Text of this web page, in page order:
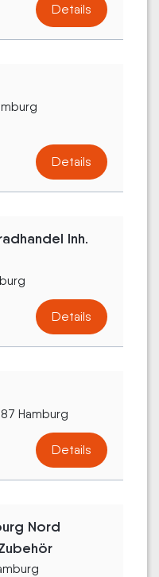
Details
Details
Inh.
Details
Hamburg
Details
Nord